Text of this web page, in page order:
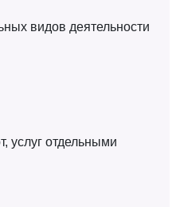
видов деятельности
услуг отдельными